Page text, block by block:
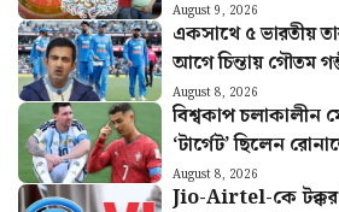
August 9, 2026
একসাথে ৫ ভারতীয়
আগে চিন্তায় গৌতম
August 8, 2026
বিশ্বকাপ চলাকালীন
‘টার্গেট’ ছিলেন
গেল হামলা?
August 8, 2026
Jio-Airtel-কে টক্কর